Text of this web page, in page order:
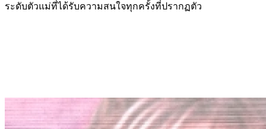
ระดับตัวแม่ที่ได้รับความสนใจทุกครั้งที่ปรากฏตัว